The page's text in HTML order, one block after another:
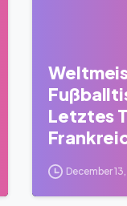
Letztes
Marokko
December